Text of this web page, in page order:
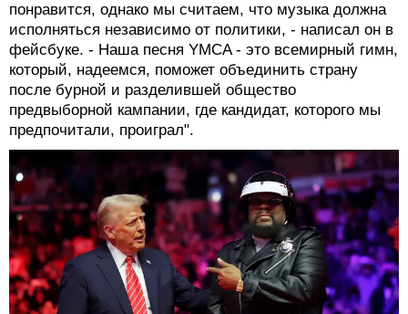
понравится, однако мы считаем, что музыка должна
исполняться независимо от политики, - написал он в
фейсбуке. - Наша песня YMCA - это всемирный гимн,
который, надеемся, поможет объединить страну
после бурной и разделившей общество
предвыборной кампании, где кандидат, которого мы
предпочитали, проиграл".